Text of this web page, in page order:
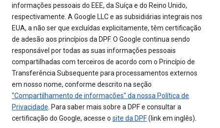
informações pessoais do EEE, da Suíça e do Reino Unido,
respectivamente. A Google LLC e as subsidiárias integrais nos
EUA, a não ser que excluídas explicitamente, têm certificação
de adesão aos princípios da DPF. O Google continua sendo
responsável por todas as suas informações pessoais
compartilhadas com terceiros de acordo com o Princípio de
Transferência Subsequente para processamentos externos
em nosso nome, conforme descrito na seção
"Compartilhamento de informações" da nossa Política de
Privacidade. Para saber mais sobre a DPF e consultar a
certificação do Google, acesse o site da DPF(link em inglês).